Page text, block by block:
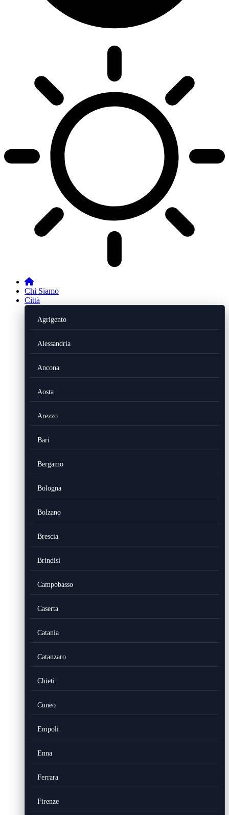
Chi Siamo
Città
Agrigento
Alessandria
Ancona
Aosta
Arezzo
Bari
Bergamo
Bologna
Bolzano
Brescia
Brindisi
Campobasso
Caserta
Catania
Catanzaro
Chieti
Cuneo
Empoli
Enna
Ferrara
Firenze